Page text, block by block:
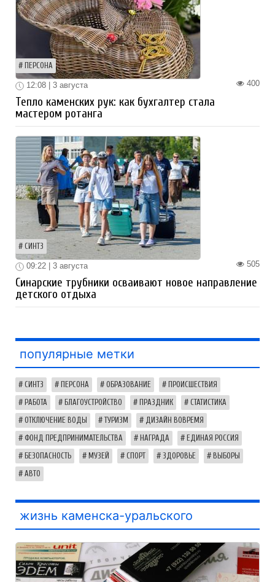
ПЕРСОНА
400
12:08 | 3 августа
Тепло каменских рук: как бухгалтер стала
мастером ротанга
СИНТЗ
505
09:22 | 3 августа
Синарские трубники осваивают новое направление
детского отдыха
популярные метки
СИНТЗ ПЕРСОНА ОБРАЗОВАНИЕ ПРОИСШЕСТВИЯ
РАБОТА БЛАГОУСТРОЙСТВО ПРАЗДНИК СТАТИСТИКА
ОТКЛЮЧЕНИЕ ВОДЫ ТУРИЗМ ДИЗАЙН ВОВРЕМЯ
ФОНД ПРЕДПРИНИМАТЕЛЬСТВА НАГРАДА ЕДИНАЯ РОССИЯ
БЕЗОПАСНОСТЬ МУЗЕЙ СПОРТ ЗДОРОВЬЕ ВЫБОРЫ
АВТО
жизнь каменска-уральского